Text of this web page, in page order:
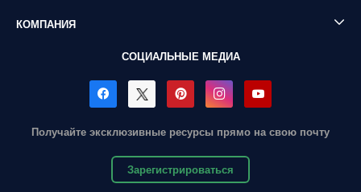
КОМПАНИЯ
СОЦИАЛЬНЫЕ МЕДИА
Получайте эксклюзивные ресурсы прямо на свою почту
Зарегистрироваться